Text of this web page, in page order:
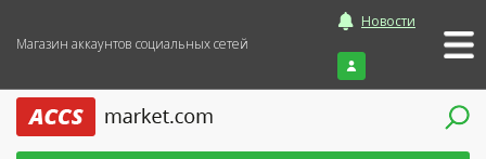
Магазин аккаунтов социальных сетей
Новости
Войти